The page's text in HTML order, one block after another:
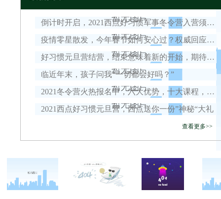
倒计时开启，2021西点好习惯军事冬令营入营须知！
疫情零星散发，今年春节如何安心过？权威回应来了！
好习惯元旦营结营，结束意味着新的开始，期待我们下一次的相遇！
临近年末，孩子问我“一切都会好吗？”
2021冬令营火热报名中，六大优势，十大课程，安全保障全面升级！
2021西点好习惯元旦营，西点送你一份”神秘“大礼
查看更多>>